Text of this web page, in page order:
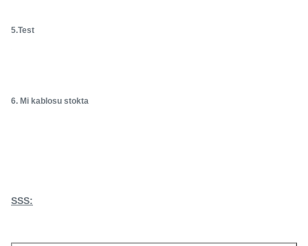
5.Test
6. Mi kablosu stokta
SSS: